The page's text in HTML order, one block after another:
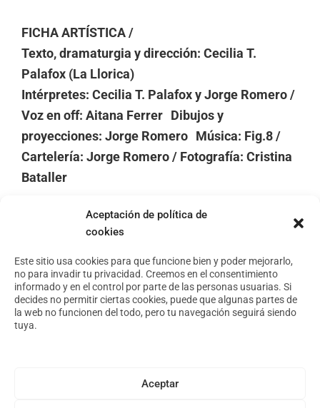
Aceptación de política de
cookies
Este sitio usa cookies para que funcione bien y poder mejorarlo,
no para invadir tu privacidad. Creemos en el consentimiento
informado y en el control por parte de las personas usuarias. Si
decides no permitir ciertas cookies, puede que algunas partes de
la web no funcionen del todo, pero tu navegación seguirá siendo
tuya.
Aceptar
FICHA ARTÍSTICA /
Texto, dramaturgia y dirección: Cecilia T.
Palafox (La Llorica)
Intérpretes: Cecilia T. Palafox y Jorge Romero /
Voz en off: Aitana Ferrer Dibujos y
proyecciones: Jorge Romero Música: Fig.8 /
Cartelería: Jorge Romero / Fotografía: Cristina
Bataller
Política de privacidad
Política de cookies
Conoce nuestro espacio